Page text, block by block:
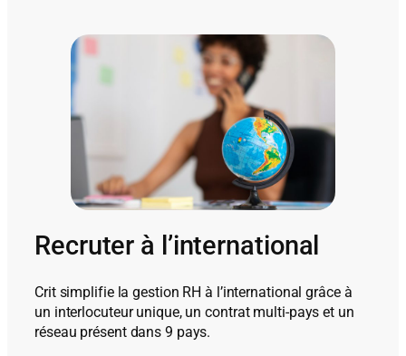
Recruter à l’international
Crit simplifie la gestion RH à l’international grâce à
un interlocuteur unique, un contrat multi-pays et un
réseau présent dans 9 pays.